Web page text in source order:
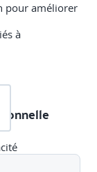
pour améliorer
à